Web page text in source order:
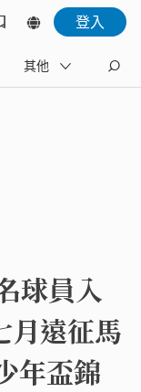
登入
體育
其他
球員入
月遠征馬
年盃錦